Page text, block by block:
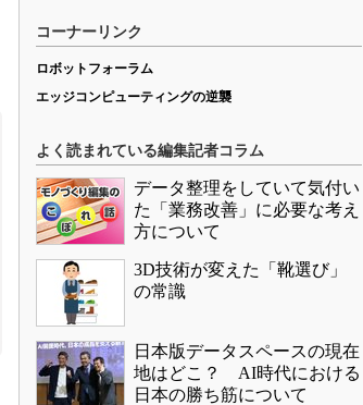
コーナーリンク
ロボットフォーラム
エッジコンピューティングの逆襲
よく読まれている編集記者コラム
データ整理をしていて気付い
た「業務改善」に必要な考え
方について
3D技術が変えた「靴選び」
の常識
日本版データスペースの現在
地はどこ？ AI時代における
日本の勝ち筋について